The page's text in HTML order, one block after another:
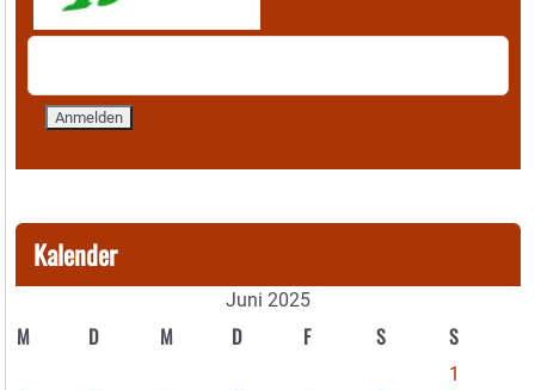
Kalender
Juni 2025
M D M D F S S
1